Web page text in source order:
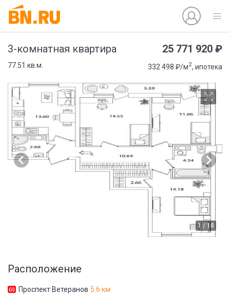
3-комнатная квартира 25 771 920 ₽
77.51 кв.м. 332 498 ₽/м2, ипотека
1 / 18
Расположение
Проспект Ветеранов 5.6 км